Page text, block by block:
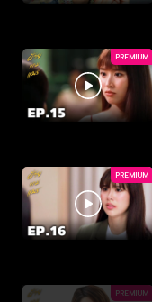
PREMIUM
PREMIUM
PREMIUM